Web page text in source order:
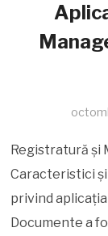
Registratură și
Caracteristici
privind
Documente a